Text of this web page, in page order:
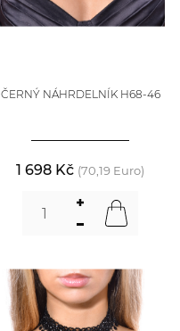
ČERNÝ NÁHRDELNÍK H68-46
1 698 Kč (70,19 Euro)